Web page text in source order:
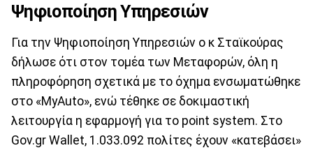
Ψηφιοποίηση Υπηρεσιών
Για την Ψηφιοποίηση Υπηρεσιών ο κ Σταϊκούρας
δήλωσε ότι στον τομέα των Μεταφορών, όλη η
πληροφόρηση σχετικά με το όχημα ενσωματώθηκε
στο «MyAuto», ενώ τέθηκε σε δοκιμαστική
λειτουργία η εφαρμογή για το point system. Στο
Gov.gr Wallet, 1.033.092 πολίτες έχουν «κατεβάσει»